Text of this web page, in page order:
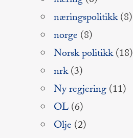
næringspolitikk(8)
norge (8)
Norsk politikk(18)
nrk(3)
Ny regjering(11)
OL(6)
Olje (2)